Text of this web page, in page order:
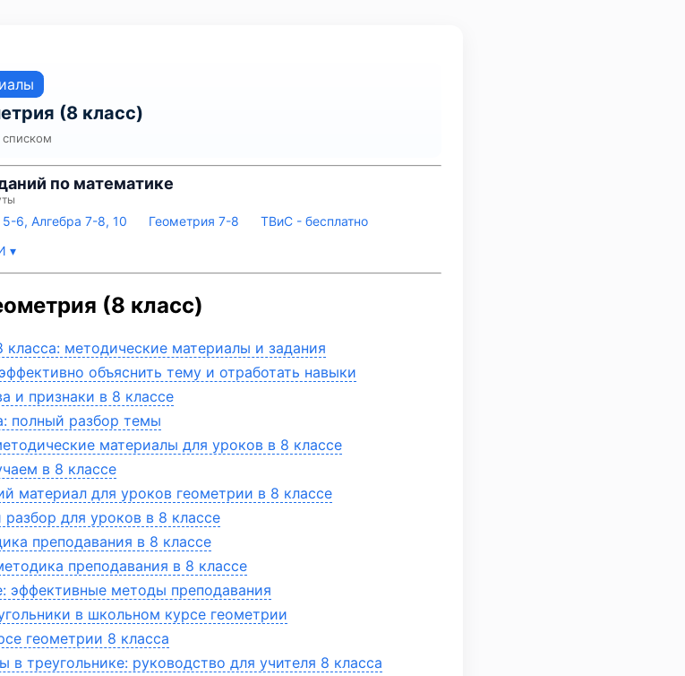
(8 класс)
по математике
6, Алгебра 7-8, 10 Геометрия 7-8
ТВиС - бесплатно
▾
(8 класс)
методические материалы и задания
объяснить тему и отработать навыки
и признаки в 8 классе
полный разбор темы
материалы для уроков в 8 классе
в 8 классе
материал для уроков геометрии в 8 классе
для уроков в 8 классе
преподавания в 8 классе
преподавания в 8 классе
эффективные методы преподавания
в школьном курсе геометрии
геометрии 8 класса
треугольнике: руководство для учителя 8 класса